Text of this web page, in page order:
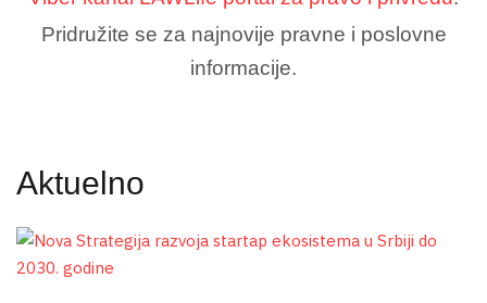
Pridružite se za najnovije pravne i poslovne
informacije.
Aktuelno